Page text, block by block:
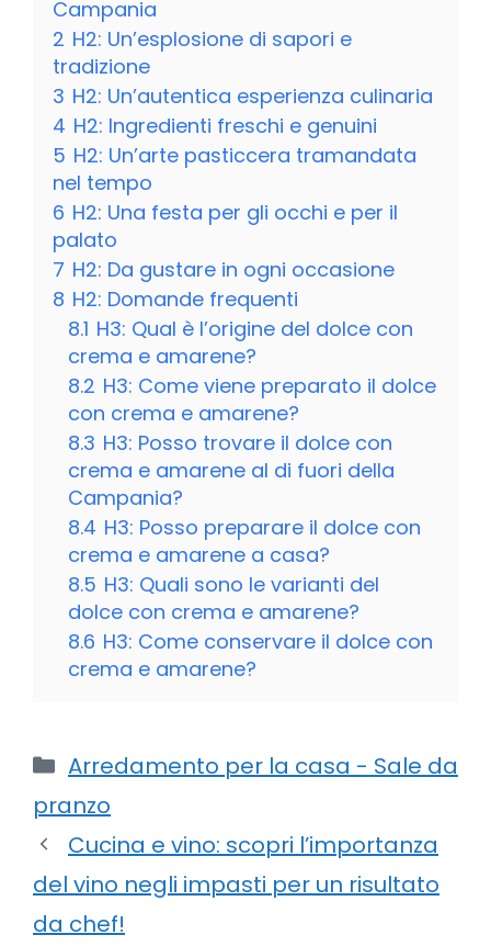
Campania
2 H2: Un’esplosione di sapori e
tradizione
3 H2: Un’autentica esperienza culinaria
4 H2: Ingredienti freschi e genuini
5 H2: Un’arte pasticcera tramandata
nel tempo
6 H2: Una festa per gli occhi e per il
palato
7 H2: Da gustare in ogni occasione
8 H2: Domande frequenti
8.1 H3: Qual è l’origine del dolce con
crema e amarene?
8.2 H3: Come viene preparato il dolce
con crema e amarene?
8.3 H3: Posso trovare il dolce con
crema e amarene al di fuori della
Campania?
8.4 H3: Posso preparare il dolce con
crema e amarene a casa?
8.5 H3: Quali sono le varianti del
dolce con crema e amarene?
8.6 H3: Come conservare il dolce con
crema e amarene?
Categorie
Arredamento per la casa - Sale da
pranzo
Cucina e vino: scopri l’importanza
del vino negli impasti per un risultato
da chef!